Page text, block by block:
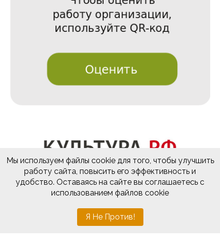
Разработка и поддержкаsevline.com
Мы используем файлы cookie для того, чтобы улучшить
работу сайта, повысить его эффективность и
удобство. Оставаясь на сайте вы соглашаетесь с
использованием файлов cookie
Я Не Против!